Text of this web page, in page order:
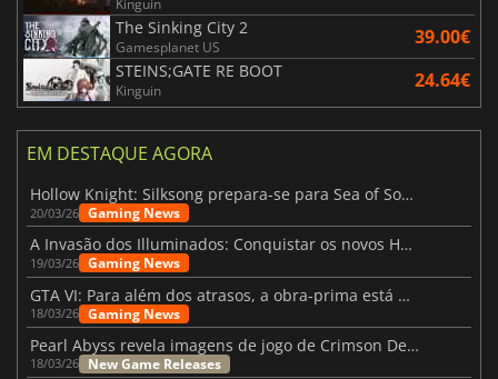
Kinguin
The Sinking City 2
Gamesplanet US 39.00€
STEINS;GATE RE BOOT
Kinguin 24.64€
EM DESTAQUE AGORA
Hollow Knight: Silksong prepara-se para Sea of Sorrow com um patch
20/03/26 Gaming News
A Invasão dos Illuminados: Conquistar os novos Helldivers 2 Atualização!
19/03/26 Gaming News
GTA VI: Para além dos atrasos, a obra-prima está quase a chegar
18/03/26 Gaming News
Pearl Abyss revela imagens de jogo de Crimson Desert para a PS5
18/03/26 New Game Releases